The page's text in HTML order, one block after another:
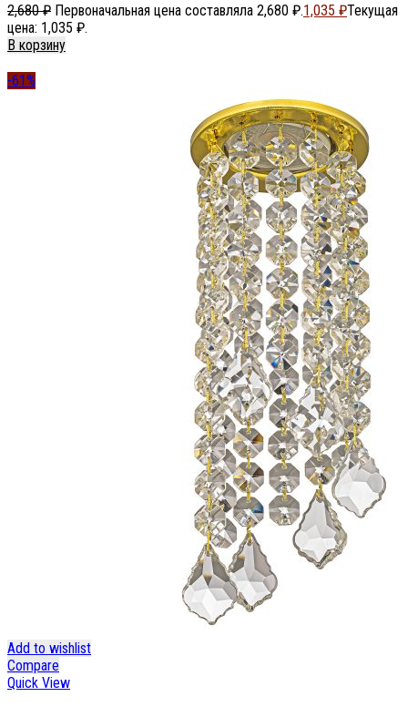
2,680₽ Первоначальная цена составляла 2,680 ₽.1,035 ₽Текущая
цена: 1,035 ₽.
В корзину
-61%
Add to wishlist
Compare
Quick View